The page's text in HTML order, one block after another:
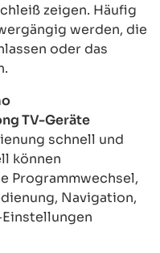
zeigen. Häufig
werden, die
oder das
TV-Geräte
schnell und
können
Programmwechsel,
Navigation,